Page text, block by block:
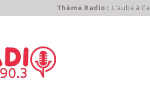
Thème Radio : L'aube à